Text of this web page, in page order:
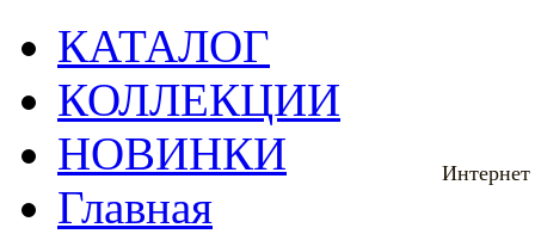
КАТАЛОГ
КОЛЛЕКЦИИ
НОВИНКИ
Главная